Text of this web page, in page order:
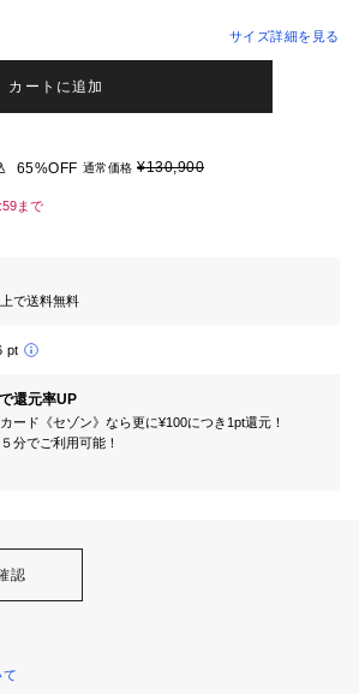
サイズ詳細を見る
カートに追加
65%OFF 通常価格 ¥130,900
まで
で送料無料
pt
還元率UP
ード《セゾン》なら更に¥100につき1pt還元！
分でご利用可能！
認